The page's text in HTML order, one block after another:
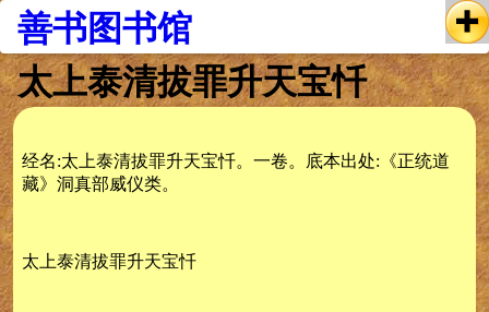
善书图书馆
太上泰清拔罪升天宝忏
经名:太上泰清拔罪升天宝忏。一卷。底本出处:《正统道
藏》洞真部威仪类。
太上泰清拔罪升天宝忏